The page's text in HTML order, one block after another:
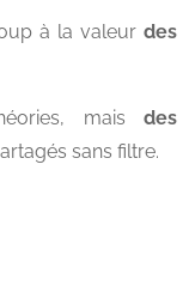
à la valeur des
mais des
sans filtre.